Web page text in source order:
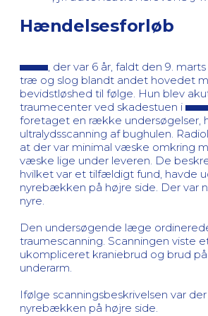
Hændelsesforløb
, der var 6 år, faldt den 9.
træ og slog blandt andet hovedet
bevidstløshed til følge. Hun blev
traumecenter ved skadestuen i
foretaget en række undersøgelser,
ultralydsscanning af bughulen.
at der var minimal væske omkring
væske lige under leveren. De
hvilket var et tilfældigt fund, havde
nyrebækken på højre side. Der var
nyre.
Den undersøgende læge
traumescanning. Scanningen viste
ukompliceret kraniebrud og brud
underarm.
Ifølge scanningsbeskrivelsen var
nyrebækken på højre side.